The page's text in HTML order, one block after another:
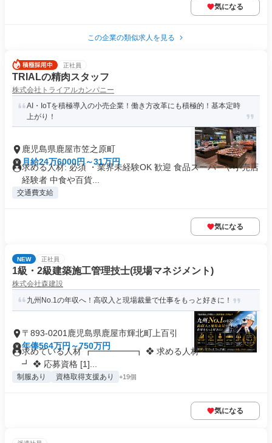
気になる
この企業の類似求人を見る
正社員
TRIALの精肉スタッフ
株式会社トライアルカンパニー
AI・IoTを積極導入の小売企業！働き方改革にも積極的！基本定時
上がり！
鹿児島県鹿屋市笠之原町
月給24万6000円～31万円
求める人材: 必須 ・業界未経験OK 歓迎 食品スーパーや小売店
経験者 中食や百貨...
交通費支給
気になる
NEW 正社員
1級・2級建築施工管理技士(現場マネジメント)
株式会社森建設
九州No.1の年収へ！高収入と現場裁量で仕事をもっと好きに！
〒893-0201鹿児島県鹿屋市輝北町上百引
年俸564万円～750万円
求めている人材 ┏━━━━━┓ ❖ 求める人材 ┗━━━━━
┛ ❖ 応募資格 [1]...
制服あり 資格取得支援あり +19個
気になる